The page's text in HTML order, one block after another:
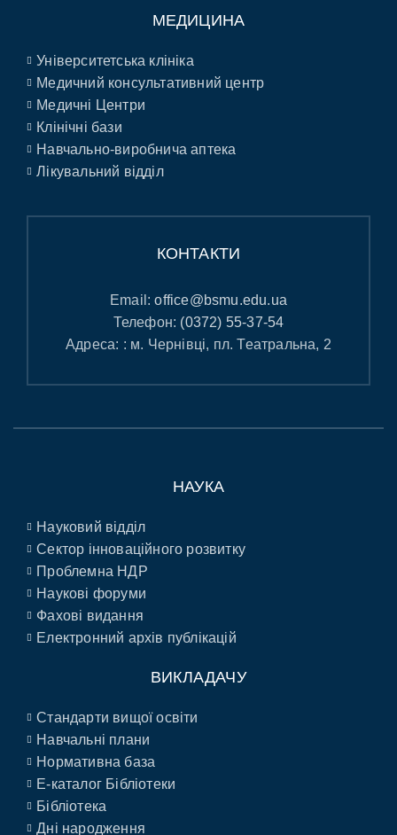
МЕДИЦИНА
Університетська клініка
Медичний консультативний центр
Медичні Центри
Клінічні бази
Навчально-виробнича аптека
Лікувальний відділ
КОНТАКТИ
Email:office@bsmu.edu.ua
Телефон: (0372) 55-37-54
Адреса: : м. Чернівці, пл. Театральна, 2
НАУКА
Науковий відділ
Сектор інноваційного розвитку
Проблемна НДР
Наукові форуми
Фахові видання
Електронний архів публікацій
ВИКЛАДАЧУ
Стандарти вищої освіти
Навчальні плани
Нормативна база
E-каталог Бібліотеки
Бібліотека
Дні народження